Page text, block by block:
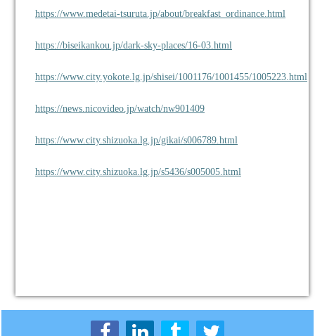
https://www.medetai-tsuruta.jp/about/breakfast_ordinance.html
https://biseikankou.jp/dark-sky-places/16-03.html
https://www.city.yokote.lg.jp/shisei/1001176/1001455/1005223.html
https://news.nicovideo.jp/watch/nw901409
https://www.city.shizuoka.lg.jp/gikai/s006789.html
https://www.city.shizuoka.lg.jp/s5436/s005005.html